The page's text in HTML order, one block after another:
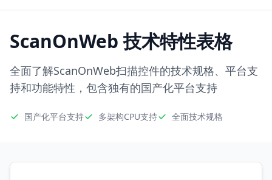
ScanOnWeb 技术特性表格
全面了解ScanOnWeb扫描控件的技术规格、平台支
持和功能特性，包含独有的国产化平台支持
国产化平台支持 多架构CPU支持 全面技术规格